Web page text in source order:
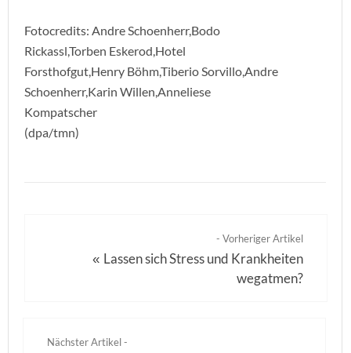
Fotocredits: Andre Schoenherr,Bodo
Rickassl,Torben Eskerod,Hotel
Forsthofgut,Henry Böhm,Tiberio Sorvillo,Andre
Schoenherr,Karin Willen,Anneliese
Kompatscher
(dpa/tmn)
- Vorheriger Artikel
« Lassen sich Stress und Krankheiten
wegatmen?
Nächster Artikel -